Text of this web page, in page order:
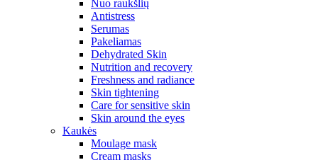
Nuo raukšlių
Antistress
Serumas
Pakeliamas
Dehydrated Skin
Nutrition and recovery
Freshness and radiance
Skin tightening
Care for sensitive skin
Skin around the eyes
Kaukės
Moulage mask
Cream masks